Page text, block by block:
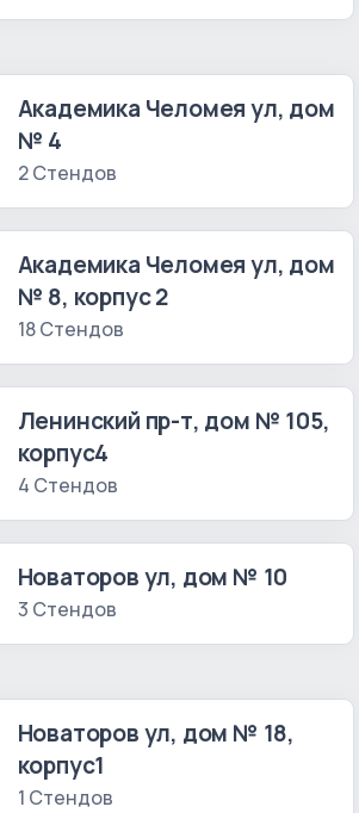
Академика Челомея ул, дом
№ 4
2 Стендов
Академика Челомея ул, дом
№ 8, корпус 2
18 Стендов
Ленинский пр-т, дом № 105,
корпус4
4 Стендов
Новаторов ул, дом № 10
3 Стендов
Новаторов ул, дом № 18,
корпус1
1 Стендов